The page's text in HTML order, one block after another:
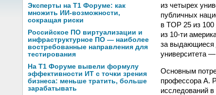
Эксперты на Т1 Форуме: как
множить ИИ-возможности,
сокращая риски
Российское ПО виртуализации и
инфраструктурное ПО — наиболее
востребованные направления для
тестирования
На Т1 Форуме вывели формулу
эффективности ИТ с точки зрения
бизнеса: меньше тратить, больше
зарабатывать
из четырех
публичных
в TOP 25 из
из 10-ти
за выдающиеся
университета
Основным
профессора А.
исследований